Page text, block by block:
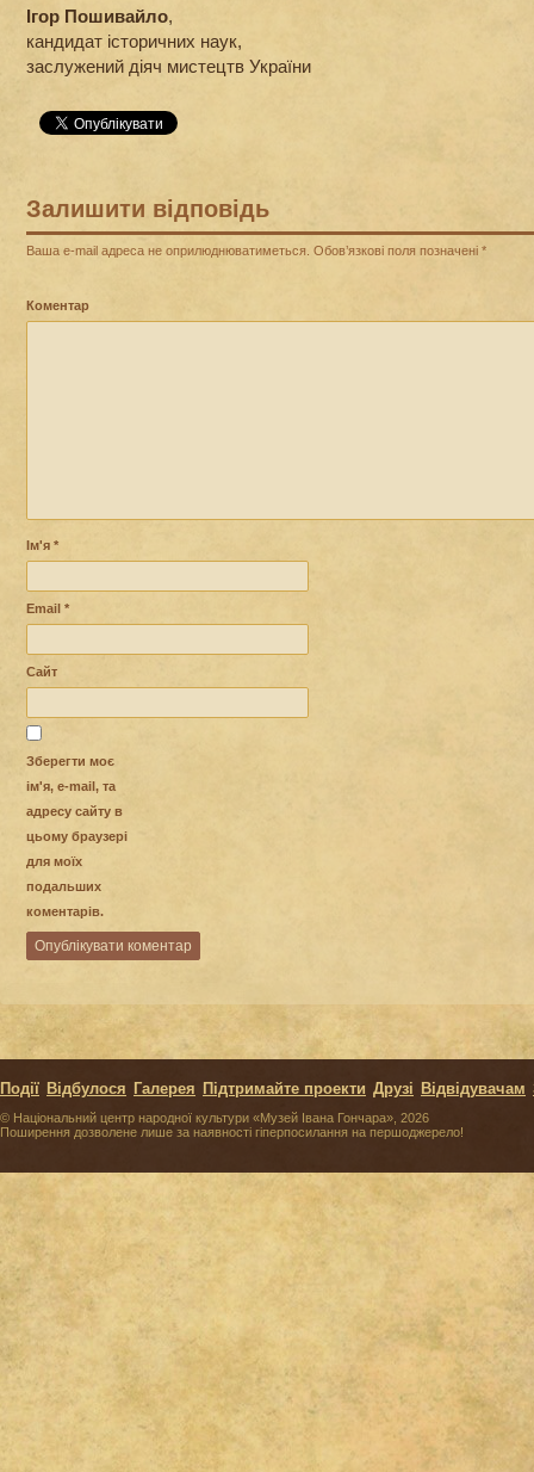
Ігор Пошивайло,
кандидат історичних наук,
заслужений діяч мистецтв України
Залишити відповідь
Ваша e-mail адреса не оприлюднюватиметься. Обов’язкові поля позначені *
Коментар
Ім'я *
Email *
Сайт
Зберегти моє
ім'я, e-mail, та
адресу сайту в
цьому браузері
для моїх
подальших
коментарів.
© Національний центр народної культури «Музей Івана Гончара», 2026
Поширення дозволене лише за наявності гіперпосилання на першоджерело!
Події Відбулося Галерея Підтримайте проекти Друзі Відвідувачам